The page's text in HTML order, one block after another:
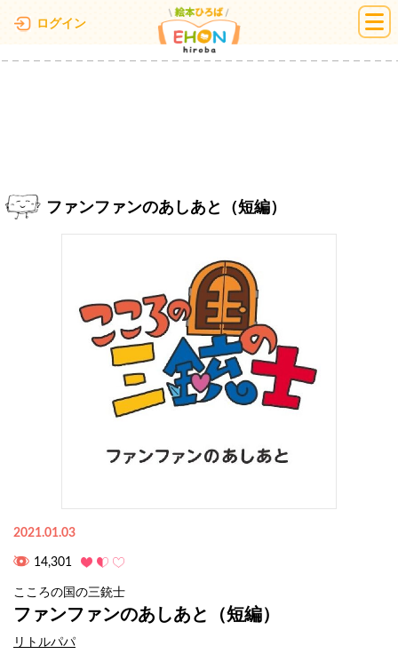
ログイン 絵本ひろば
ファンファンのあしあと（短編）
2021.01.03
14,301
こころの国の三銃士
ファンファンのあしあと（短編）
リトルパパ